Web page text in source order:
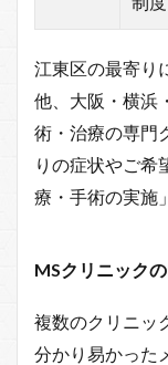
江東区の最寄り
他、大阪・横浜
術・治療の専門
りの症状やご希
療・手術の実施
MSクリニック
複数のクリニッ
分かり易かった